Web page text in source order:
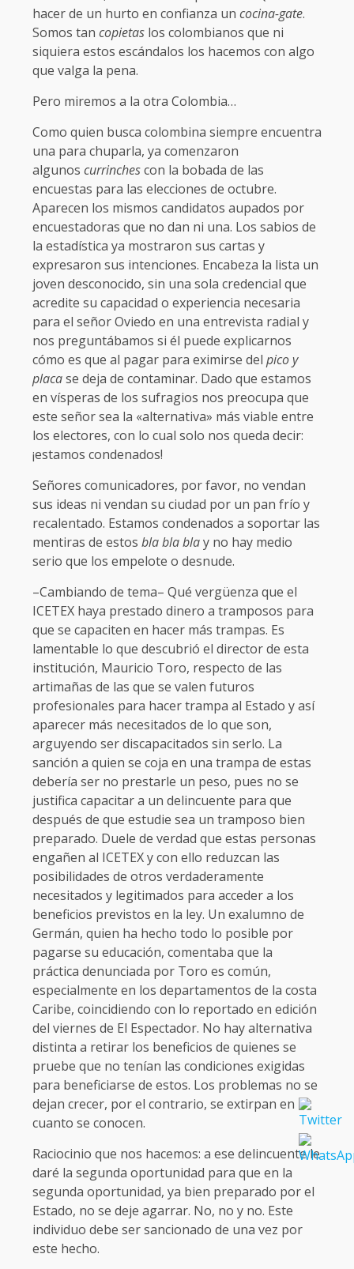
hacer de un hurto en confianza un cocina-gate.
Somos tan copietas los colombianos que ni
siquiera estos escándalos los hacemos con algo
que valga la pena.
Pero miremos a la otra Colombia…
Como quien busca colombina siempre encuentra
una para chuparla, ya comenzaron
algunos currinchescon la bobada de las
encuestas para las elecciones de octubre.
Aparecen los mismos candidatos aupados por
encuestadoras que no dan ni una. Los sabios de
la estadística ya mostraron sus cartas y
expresaron sus intenciones. Encabeza la lista un
joven desconocido, sin una sola credencial que
acredite su capacidad o experiencia necesaria
para el señor Oviedo en una entrevista radial y
nos preguntábamos si él puede explicarnos
cómo es que al pagar para eximirse del pico y
placase deja de contaminar. Dado que estamos
en vísperas de los sufragios nos preocupa que
este señor sea la «alternativa» más viable entre
los electores, con lo cual solo nos queda decir:
¡estamos condenados!
Señores comunicadores, por favor, no vendan
sus ideas ni vendan su ciudad por un pan frío y
recalentado. Estamos condenados a soportar las
mentiras de estos bla bla blay no hay medio
serio que los empelote o desnude.
–Cambiando de tema– Qué vergüenza que el
ICETEX haya prestado dinero a tramposos para
que se capaciten en hacer más trampas. Es
lamentable lo que descubrió el director de esta
institución, Mauricio Toro, respecto de las
artimañas de las que se valen futuros
profesionales para hacer trampa al Estado y así
aparecer más necesitados de lo que son,
arguyendo ser discapacitados sin serlo. La
sanción a quien se coja en una trampa de estas
debería ser no prestarle un peso, pues no se
justifica capacitar a un delincuente para que
después de que estudie sea un tramposo bien
preparado. Duele de verdad que estas personas
engañen al ICETEX y con ello reduzcan las
posibilidades de otros verdaderamente
necesitados y legitimados para acceder a los
beneficios previstos en la ley. Un exalumno de
Germán, quien ha hecho todo lo posible por
pagarse su educación, comentaba que la
práctica denunciada por Toro es común,
especialmente en los departamentos de la costa
Caribe, coincidiendo con lo reportado en edición
del viernes de El Espectador. No hay alternativa
distinta a retirar los beneficios de quienes se
pruebe que no tenían las condiciones exigidas
para beneficiarse de estos. Los problemas no se
dejan crecer, por el contrario, se extirpan en
cuanto se conocen.
Raciocinio que nos hacemos: a ese delincuente le
daré la segunda oportunidad para que en la
segunda oportunidad, ya bien preparado por el
Estado, no se deje agarrar. No, no y no. Este
individuo debe ser sancionado de una vez por
este hecho.